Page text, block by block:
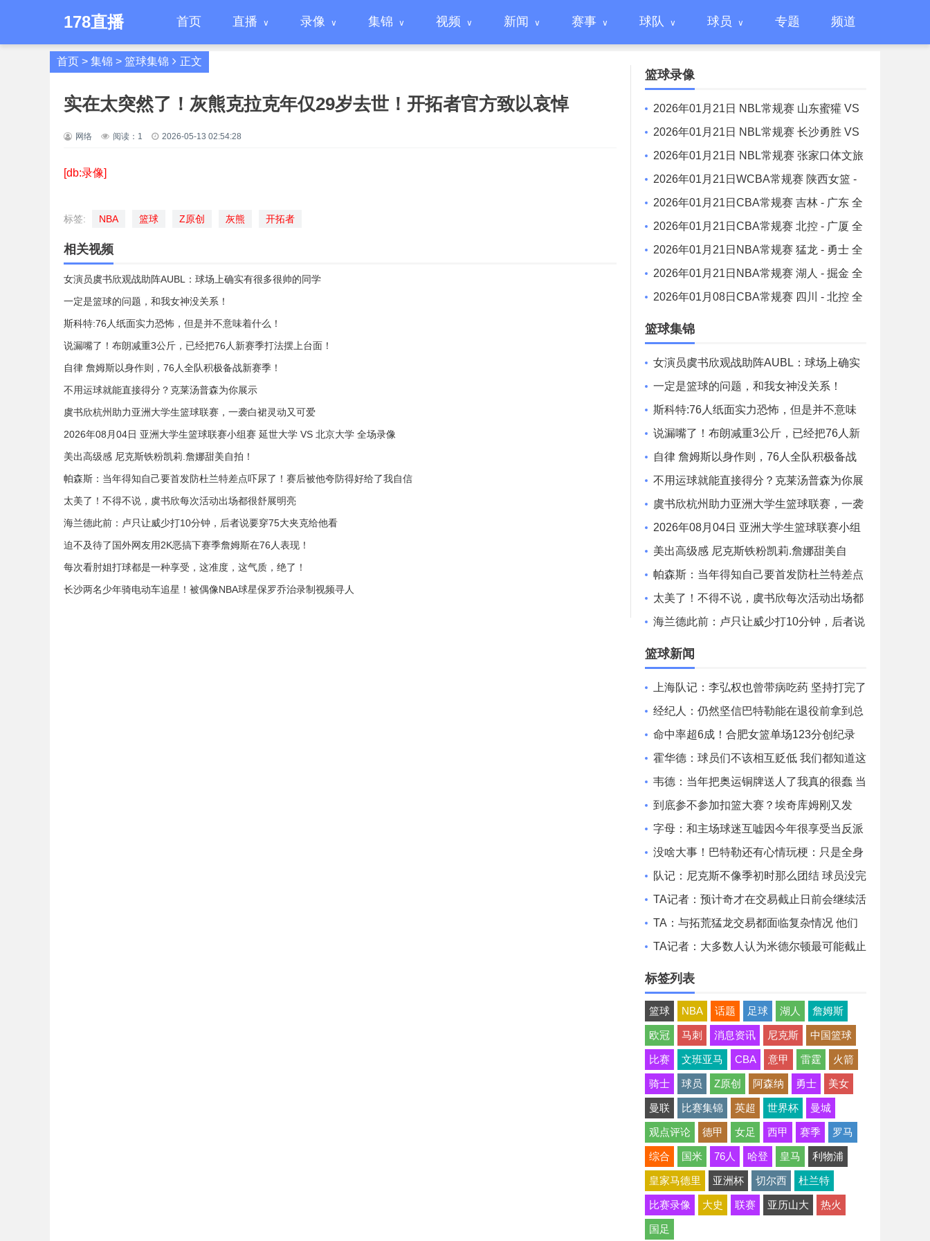
178直播 首页 直播 录像 集锦 视频 新闻 赛事 球队 球员 专题 频道
首页 > 集锦 > 篮球集锦 正文
实在太突然了！灰熊克拉克年仅29岁去世！开拓者官方致以哀悼
网络 阅读： 1 2026-05-13 02:54:28
[db:录像]
标签: NBA 篮球 Z原创 灰熊 开拓者
相关视频
女演员虞书欣观战助阵AUBL：球场上确实有很多很帅的同学
一定是篮球的问题，和我女神没关系！
斯科特:76人纸面实力恐怖，但是并不意味着什么！
说漏嘴了！布朗减重3公斤，已经把76人新赛季打法摆上台面！
自律 詹姆斯以身作则，76人全队积极备战新赛季！
不用运球就能直接得分？克莱汤普森为你展示
虞书欣杭州助力亚洲大学生篮球联赛，一袭白裙灵动又可爱
2026年08月04日 亚洲大学生篮球联赛小组赛 延世大学 VS 北京大学 全场录像
美出高级感 尼克斯铁粉凯莉.詹娜甜美自拍！
帕森斯：当年得知自己要首发防杜兰特差点吓尿了！赛后被他夸防得好给了我自信
太美了！不得不说，虞书欣每次活动出场都很舒展明亮
海兰德此前：卢只让威少打10分钟，后者说要穿75大夹克给他看
迫不及待了国外网友用2K恶搞下赛季詹姆斯在76人表现！
每次看肘姐打球都是一种享受，这准度，这气质，绝了！
长沙两名少年骑电动车追星！被偶像NBA球星保罗乔治录制视频寻人
篮球录像
2026年01月21日 NBL常规赛 山东蜜獾 VS
焦作文旅 全场录像
2026年01月21日 NBL常规赛 长沙勇胜 VS
江西鲸裕清酒 全场录像
2026年01月21日 NBL常规赛 张家口体文旅
VS 湖北文旅 全场录像
2026年01月21日WCBA常规赛 陕西女篮 -
山东女篮 全场录像
2026年01月21日CBA常规赛 吉林 - 广东 全
场录像
2026年01月21日CBA常规赛 北控 - 广厦 全
场录像
2026年01月21日NBA常规赛 猛龙 - 勇士 全
场录像
2026年01月21日NBA常规赛 湖人 - 掘金 全
场录像
2026年01月08日CBA常规赛 四川 - 北控 全
场录像
篮球集锦
女演员虞书欣观战助阵AUBL：球场上确实
有很多很帅的同学
一定是篮球的问题，和我女神没关系！
斯科特:76人纸面实力恐怖，但是并不意味
着什么！
说漏嘴了！布朗减重3公斤，已经把76人新
赛季打法摆上台面！
自律 詹姆斯以身作则，76人全队积极备战
新赛季！
不用运球就能直接得分？克莱汤普森为你展
示虞书欣杭州助力亚洲大学生篮球联赛，一袭
白裙灵动又可爱
2026年08月04日 亚洲大学生篮球联赛小组
赛 延世大学 VS 北京大学 全场录像
美出高级感 尼克斯铁粉凯莉.詹娜甜美自
拍！
帕森斯：当年得知自己要首发防杜兰特差点
吓尿了！赛后被他夸防得好给了我自信
太美了！不得不说，虞书欣每次活动出场都
很舒展明亮
海兰德此前：卢只让威少打10分钟，后者说
要穿75大夹克给他看
篮球新闻
上海队记：李弘权也曾带病吃药 坚持打完了
山西和广东的两连客
经纪人：仍然坚信巴特勒能在退役前拿到总
冠军 他会迎接挑战！
命中率超6成！合肥女篮单场123分创纪录
刷新联赛近12年单场新高
霍华德：球员们不该相互贬低 我们都知道这
一路走来有多不容易
韦德：当年把奥运铜牌送人了我真的很蠢 当
时我们被灌输唯金牌论
到底参不参加扣篮大赛？埃奇库姆刚又发
文：我和马克西可能会参加
字母：和主场球迷互嘘因今年很享受当反派
不知道能否留队
没啥大事！巴特勒还有心情玩梗：只是全身
酸痛 我很快就会回来！
队记：尼克斯不像季初时那么团结 球员没完
全接受面包体系的角色
TA记者：预计奇才在交易截止日前会继续活
跃 他们愿意接手大合同
TA：与拓荒猛龙交易都面临复杂情况 他们
想清薪资空间且提高战力
TA记者：大多数人认为米德尔顿最可能截止
日后留队 成为买断候选
标签列表
篮球 NBA 话题 足球 湖人 詹姆斯
欧冠 马刺 消息资讯 尼克斯 中国篮球
比赛 文班亚马 CBA 意甲 雷霆 火箭
骑士 球员 Z原创 阿森纳 勇士 美女
曼联 比赛集锦 英超 世界杯 曼城
观点评论 德甲 女足 西甲 赛季 罗马
综合 国米 76人 哈登 皇马 利物浦
皇家马德里 亚洲杯 切尔西 杜兰特
比赛录像 大史 联赛 亚历山大 热火
国足